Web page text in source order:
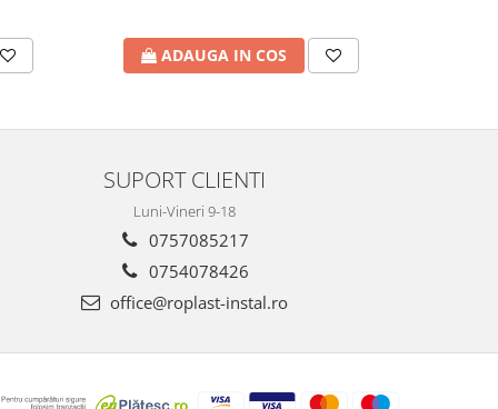
ADAUGA IN COS
SUPORT CLIENTI
Luni-Vineri 9-18
0757085217
0754078426
office@roplast-instal.ro